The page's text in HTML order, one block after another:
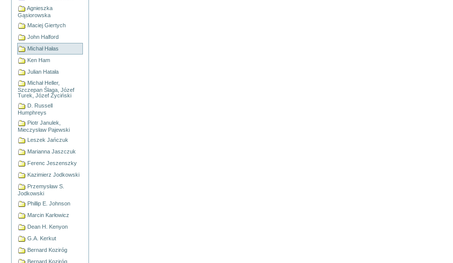
Agnieszka
Gąsiorowska
Maciej Giertych
John Halford
Michał Hałas
Ken Ham
Julian Hatała
Michał Heller,
Szczepan Ślaga, Józef
Turek, Józef Życiński
D. Russell
Humphreys
Piotr Janulek,
Mieczysław Pajewski
Leszek Jańczuk
Marianna Jaszczuk
Ferenc Jeszenszky
Kazimierz Jodkowski
Przemysław S.
Jodkowski
Phillip E. Johnson
Marcin Karłowicz
Dean H. Kenyon
G.A. Kerkut
Bernard Koziróg
Bernard Koziróg,